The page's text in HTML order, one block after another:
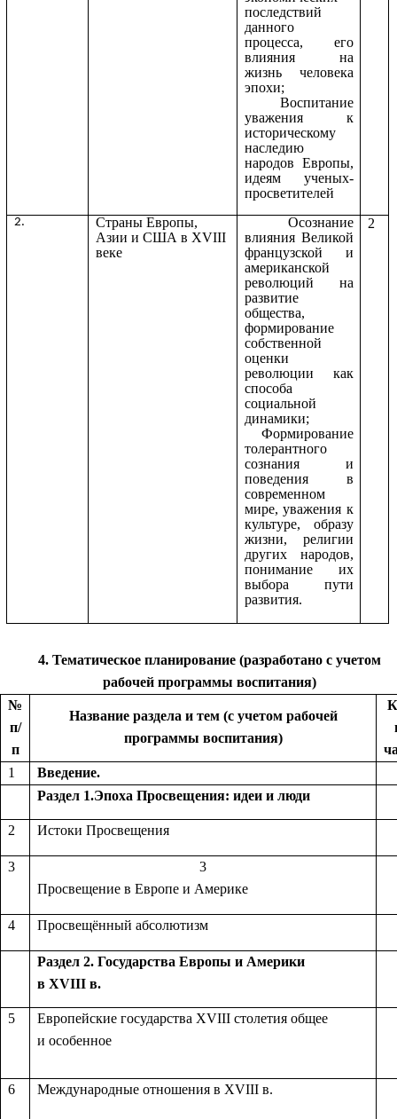
последствий
данного
процесса, его
влияния на
жизнь человека
эпохи;
Воспитание
уважения к
историческому
наследию
народов Европы,
идеям ученых-
просветителей
2.
Страны Европы,
Азии и США в XVIII
веке
Осознание
влияния Великой
французской и
американской
революций на
развитие
общества,
формирование
собственной
оценки
революции как
способа
социальной
динамики;
Формирование
толерантного
сознания и
поведения в
современном
мире, уважения к
культуре, образу
жизни, религии
других народов,
понимание их
выбора пути
развития.
2
4. Тематическое планирование (разработано с учетом
рабочей программы воспитания)
№
п/
п
Название раздела и тем (с учетом рабочей
программы воспитания)
1
Введение.
Раздел 1.Эпоха Просвещения: идеи и люди
2 Истоки Просвещения
3
3
Просвещение в Европе и Америке
4 Просвещённый абсолютизм
Раздел 2. Государства Европы и Америки
в XVIII в.
5
Европейские государства XVIII столетия общее
и особенное
6 Международные отношения в XVIII в.